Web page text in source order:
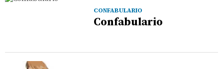
CONFABULARIO
Confabulario